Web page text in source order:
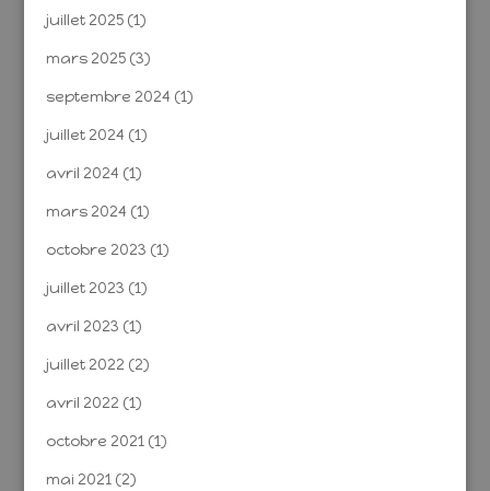
juillet 2025 (1)
mars 2025 (3)
septembre 2024 (1)
juillet 2024 (1)
avril 2024 (1)
mars 2024 (1)
octobre 2023 (1)
juillet 2023 (1)
avril 2023 (1)
juillet 2022 (2)
avril 2022 (1)
octobre 2021 (1)
mai 2021 (2)